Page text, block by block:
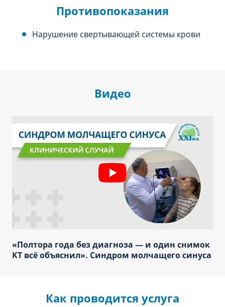
Противопоказания
Нарушение свертывающей системы крови
Видео
«Полтора года без диагноза — и один снимок
КТ всё объяснил». Синдром молчащего синуса
Как проводится услуга